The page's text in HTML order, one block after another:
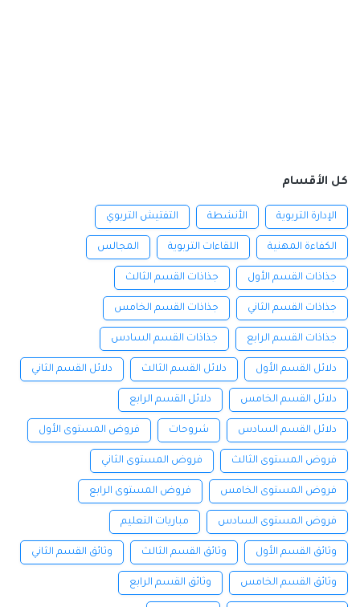
كل الأقسام
الإدارة التربوية الأنشطة التفتيش التربوي
الكفاءة المهنية اللقاءات التربوية المجالس
جذاذات القسم الأول جذاذات القسم الثالث
جذاذات القسم الثاني جذاذات القسم الخامس
جذاذات القسم الرابع جذاذات القسم السادس
دلائل القسم الأول دلائل القسم الثالث دلائل القسم الثاني
دلائل القسم الخامس دلائل القسم الرابع
دلائل القسم السادس شروحات فروض المستوى الأول
فروض المستوى الثالث فروض المستوى الثاني
فروض المستوى الخامس فروض المستوى الرابع
فروض المستوى السادس مباريات التعليم
وثائق القسم الأول وثائق القسم الثالث وثائق القسم الثاني
وثائق القسم الخامس وثائق القسم الرابع